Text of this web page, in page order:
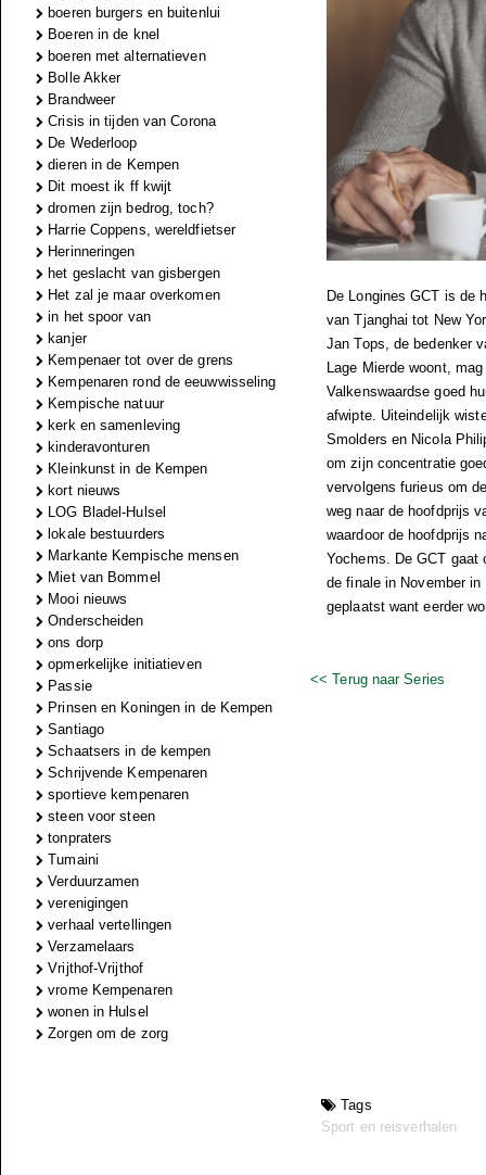
boeren burgers en buitenlui
Boeren in de knel
boeren met alternatieven
Bolle Akker
Brandweer
Crisis in tijden van Corona
De Wederloop
dieren in de Kempen
Dit moest ik ff kwijt
dromen zijn bedrog, toch?
Harrie Coppens, wereldfietser
Herinneringen
het geslacht van gisbergen
Het zal je maar overkomen
in het spoor van
kanjer
Kempenaer tot over de grens
Kempenaren rond de eeuwwisseling
Kempische natuur
kerk en samenleving
kinderavonturen
Kleinkunst in de Kempen
kort nieuws
LOG Bladel-Hulsel
lokale bestuurders
Markante Kempische mensen
Miet van Bommel
Mooi nieuws
Onderscheiden
ons dorp
opmerkelijke initiatieven
Passie
Prinsen en Koningen in de Kempen
Santiago
Schaatsers in de kempen
Schrijvende Kempenaren
sportieve kempenaren
steen voor steen
tonpraters
Tumaini
Verduurzamen
verenigingen
verhaal vertellingen
Verzamelaars
Vrijthof-Vrijthof
vrome Kempenaren
wonen in Hulsel
Zorgen om de zorg
De Longines GCT is de
van Tjanghai tot New
Jan Tops, de bedenker
Lage Mierde woont,
Valkenswaardse goed
afwipte. Uiteindelijk
Smolders en Nicola
om zijn concentratie
vervolgens furieus om
weg naar de hoofdprijs
waardoor de hoofdprijs
Yochems. De GCT gaat
de finale in November
geplaatst want eerder
<< Terug naar Series
Tags
Sport en reisverhalen